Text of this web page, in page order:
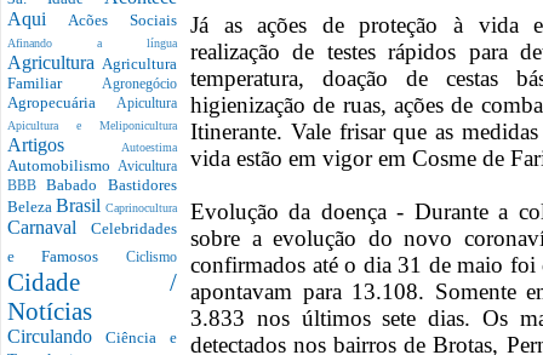
Aqui Acões Sociais
Afinando a língua
Agricultura Agricultura
Familiar Agronegócio
Agropecuária Apicultura
Apicultura e Meliponicultura
Artigos Autoestima
Automobilismo Avicultura
BBBBabado Bastidores
Beleza Brasil Caprinocultura
Carnaval Celebridades
e Famosos Ciclismo
Cidade /
Notícias
CirculandoCiência e
Já as ações de proteção à vida
realização de testes rápidos para
temperatura, doação de cestas
higienização de ruas, ações de
Itinerante. Vale frisar que as
vida estão em vigor em Cosme de
Evolução da doença - Durante a
sobre a evolução do novo
confirmados até o dia 31 de maio foi
apontavam para 13.108. Somente
3.833 nos últimos sete dias. Os
detectados nos bairros de Brotas,